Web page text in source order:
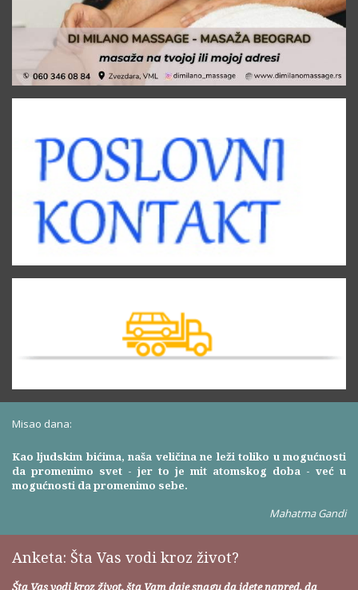
Misao dana:
Kao ljudskim bićima, naša veličina ne leži toliko u mogućnosti
da promenimo svet - jer to je mit atomskog doba - već u
mogućnosti da promenimo sebe.
Mahatma Gandi
Anketa: Šta Vas vodi kroz život?
Šta Vas vodi kroz život, šta Vam daje snagu da idete napred, da